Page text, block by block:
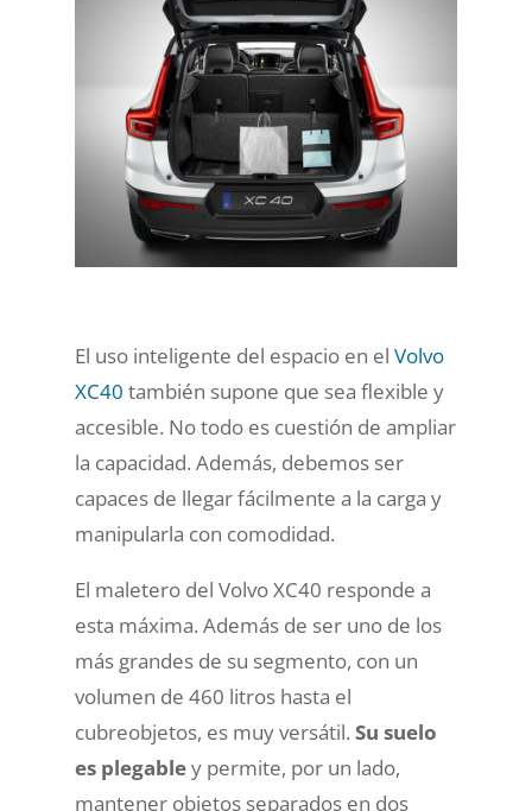
El uso inteligente del espacio en el Volvo
XC40 también supone que sea flexible y
accesible. No todo es cuestión de ampliar
la capacidad. Además, debemos ser
capaces de llegar fácilmente a la carga y
manipularla con comodidad.
El maletero del Volvo XC40 responde a
esta máxima. Además de ser uno de los
más grandes de su segmento, con un
volumen de 460 litros hasta el
cubreobjetos, es muy versátil. Su suelo
es plegabley permite, por un lado,
mantener objetos separados en dos